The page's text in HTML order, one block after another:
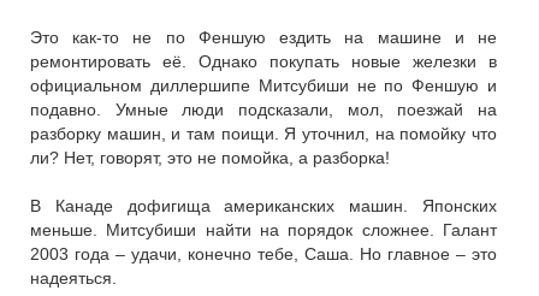
Это как-то не по Феншую ездить на машине и не
ремонтировать её. Однако покупать новые железки в
официальном диллершипе Митсубиши не по Феншую и
подавно. Умные люди подсказали, мол, поезжай на
разборку машин, и там поищи. Я уточнил, на помойку что
ли? Нет, говорят, это не помойка, а разборка!
В Канаде дофигища американских машин. Японских
меньше. Митсубиши найти на порядок сложнее. Галант
2003 года – удачи, конечно тебе, Саша. Но главное – это
надеяться.